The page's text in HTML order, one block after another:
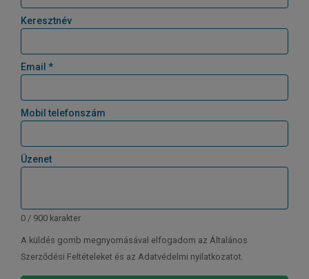
Keresztnév
Email *
Mobil telefonszám
Üzenet
0 / 900 karakter
A küldés gomb megnyomásával elfogadom az Általános
Szerződési Feltételeket és az Adatvédelmi nyilatkozatot.